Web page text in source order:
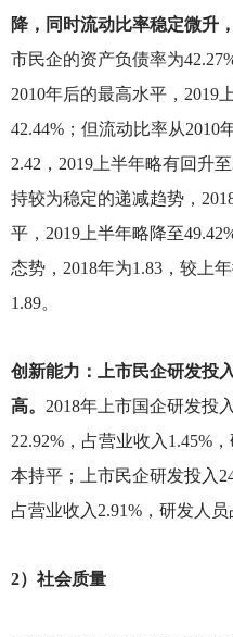
降，同时流动比率稳定微升
市民企的资产负债率为
2010年后的最高水平，2019
42.44%；但流动比率从2010
2.42，2019上半年略有回升
持较为稳定的递减趋势，
平，2019上半年略降至
态势，2018年为1.83，较上
1.89。
创新能力：上市民企研发投
高。 2018年上市国企研发投
22.92%，占营业收入1.45%
本持平；上市民企研发投入
占营业收入2.91%，研发人员
2）社会质量